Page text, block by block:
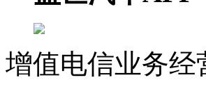
增值电信业务